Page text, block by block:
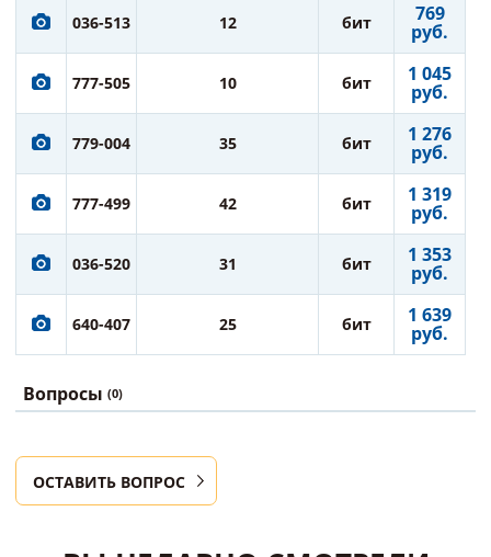
036-513 12 бит 769
руб.
777-505 10 бит 1 045
руб.
779-004 35 бит 1 276
руб.
777-499 42 бит 1 319
руб.
036-520 31 бит 1 353
руб.
640-407 25 бит 1 639
руб.
Вопросы (0)
ОСТАВИТЬ ВОПРОС